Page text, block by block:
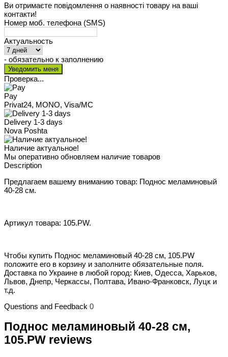
Ви отримаєте повідомлення о наявності товару на ваші
контакти!
Номер моб. телефона (SMS)
Актуальность
- обязательно к заполнению
Проверка...
Pay
Privat24, MONO, Visa/MC
Delivery 1-3 days
Nova Poshta
Наличие актуальное!
Мы оперативно обновляем наличие товаров
Description
Предлагаем вашему вниманию товар: Поднос меламиновый
40-28 см.
Артикул товара: 105.PW.
Чтобы купить Поднос меламиновый 40-28 см, 105.PW
положите его в корзину и заполните обязательные поля.
Доставка по Украине в любой город: Киев, Одесса, Харьков,
Львов, Днепр, Черкассы, Полтава, Ивано-Франковск, Луцк и
т.д.
Questions and Feedback 0
Поднос меламиновый 40-28 см,
105.PW reviews